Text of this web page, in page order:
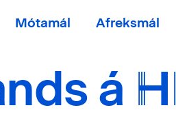
Mótamál Afreksmál
á